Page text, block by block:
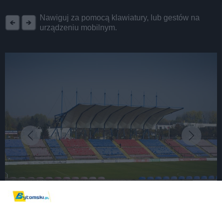
Nawiguj za pomocą klawiatury, lub gestów na
urządzeniu mobilnym.